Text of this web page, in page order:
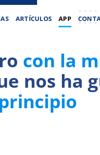
ARTÍCULOS APP
con la
nos ha